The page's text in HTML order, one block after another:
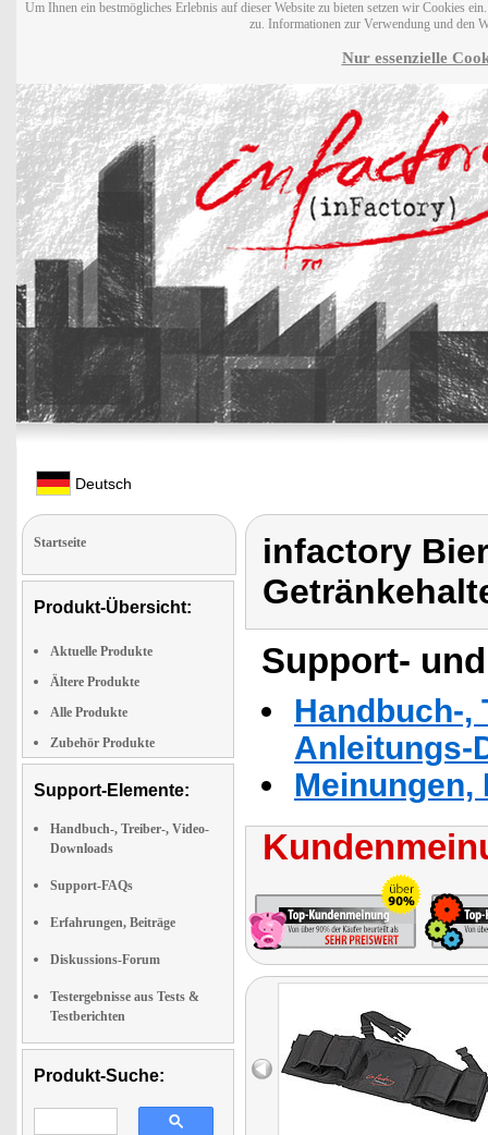
Um Ihnen ein bestmögliches Erlebnis auf dieser Website zu bieten setzen wir Cookies
zu. Informationen zur Verwendung und den
Nur essenzielle
Deutsch
Startseite
Produkt-Übersicht:
Aktuelle Produkte
Ältere Produkte
Alle Produkte
Zubehör Produkte
Support-Elemente:
Handbuch-, Treiber-, Video-
Downloads
Support-FAQs
Erfahrungen, Beiträge
Diskussions-Forum
Testergebnisse aus Tests &
Testberichten
Produkt-Suche:
infactory
Support-
Handbuch-,
Anleitungs-